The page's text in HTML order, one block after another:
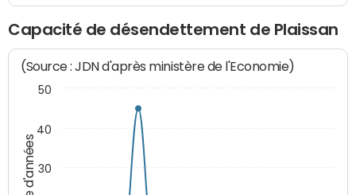
Capacité de désendettement de Plaissan
(Source : JDN d'après ministère de l'Economie)
30
40
50